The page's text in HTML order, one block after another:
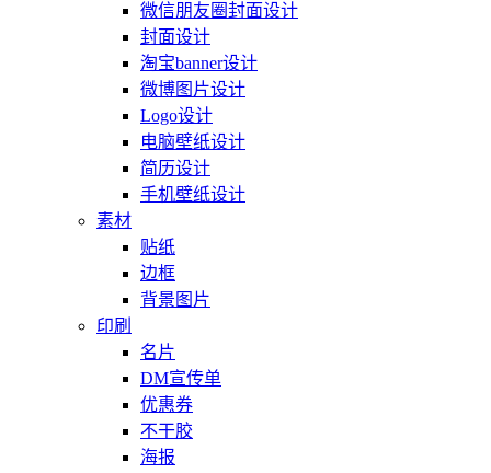
微信朋友圈封面设计
封面设计
淘宝banner设计
微博图片设计
Logo设计
电脑壁纸设计
简历设计
手机壁纸设计
素材
贴纸
边框
背景图片
印刷
名片
DM宣传单
优惠券
不干胶
海报